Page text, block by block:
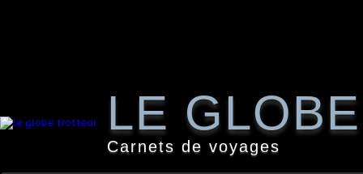
LE
Carnets de voyages